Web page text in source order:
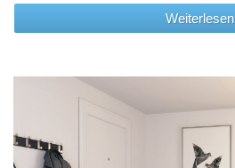
Weiterlesen
Tische & Bänke
Vitrinen